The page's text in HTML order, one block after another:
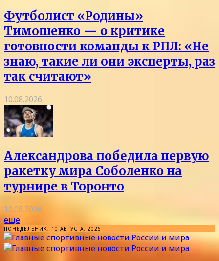
Футболист «Родины»
Тимошенко — о критике
готовности команды к РПЛ: «Не
знаю, такие ли они эксперты, раз
так считают»
10.08.2026
Александрова победила первую
ракетку мира Соболенко на
турнире в Торонто
10.08.2026
еще
ПОНЕДЕЛЬНИК, 10 АВГУСТА, 2026